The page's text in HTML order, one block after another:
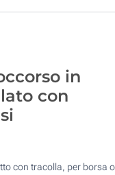
in
con
con tracolla, per borsa